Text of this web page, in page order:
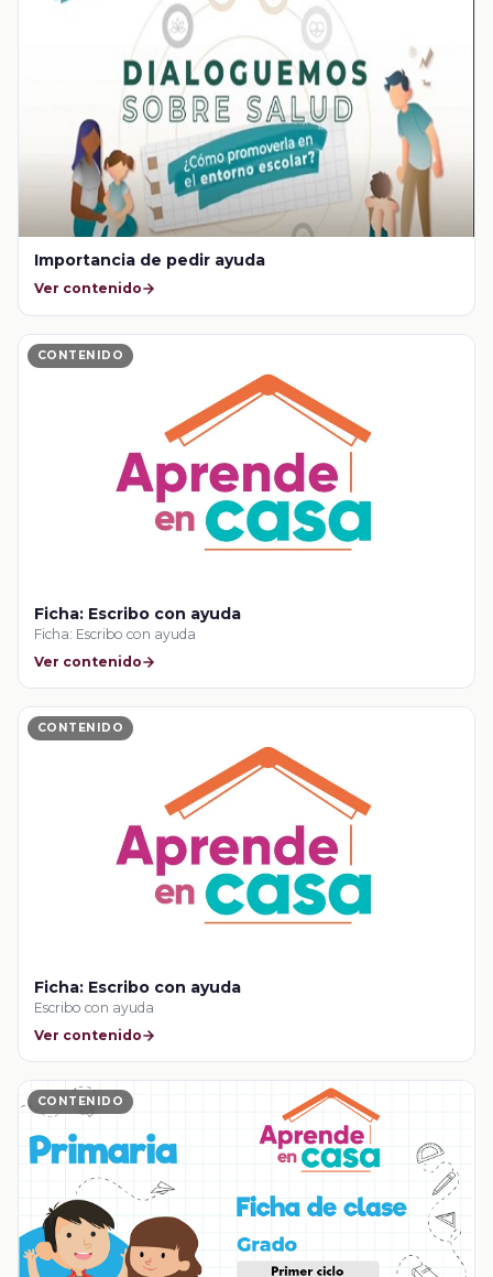
Importancia de pedir ayuda
Ver contenido
CONTENIDO
Ficha: Escribo con ayuda
Ficha: Escribo con ayuda
Ver contenido
CONTENIDO
Ficha: Escribo con ayuda
Escribo con ayuda
Ver contenido
CONTENIDO